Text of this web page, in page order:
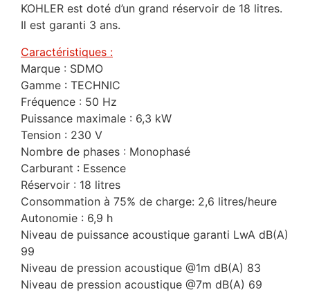
KOHLER est doté d’un grand réservoir de 18 litres.
Il est garanti 3 ans.
Caractéristiques :
Marque : SDMO
Gamme : TECHNIC
Fréquence : 50 Hz
Puissance maximale : 6,3 kW
Tension : 230 V
Nombre de phases : Monophasé
Carburant : Essence
Réservoir : 18 litres
Consommation à 75% de charge: 2,6 litres/heure
Autonomie : 6,9 h
Niveau de puissance acoustique garanti LwA dB(A)
99
Niveau de pression acoustique @1m dB(A) 83
Niveau de pression acoustique @7m dB(A) 69